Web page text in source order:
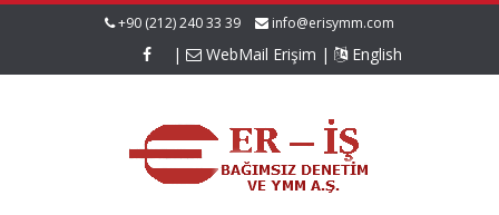
+90 (212) 240 33 39 info@erisymm.com
| WebMail Erişim | English